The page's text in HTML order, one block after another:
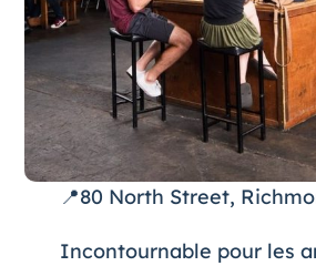
📍80 North Street,
Incontournable pour les